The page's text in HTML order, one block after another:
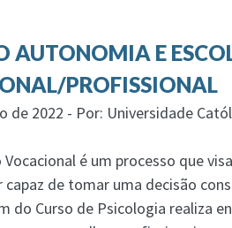
AUTONOMIA E
PROFISSIONAL
de 2022 - Por: Universidade
é um processo que
capaz de tomar uma decisão
do Curso de Psicologia realiza